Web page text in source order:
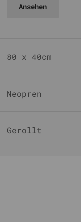
Ansehen
80 x 40cm
Neopren
Gerollt